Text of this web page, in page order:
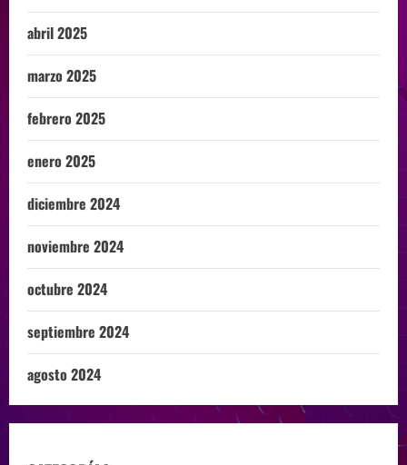
abril 2025
marzo 2025
febrero 2025
enero 2025
diciembre 2024
noviembre 2024
octubre 2024
septiembre 2024
agosto 2024